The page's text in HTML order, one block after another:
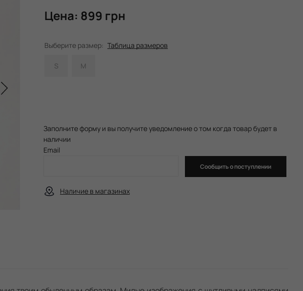
Цена: 899 грн
Выберите размер: Таблица размеров
S M
Заполните форму и вы получите уведомление о том когда товар будет в
наличии
Email
Сообщить о поступлении
Наличие в магазинах